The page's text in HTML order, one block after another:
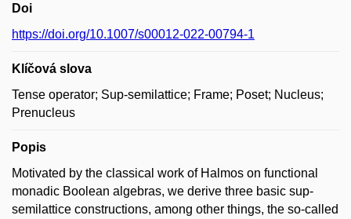
Doi
https://doi.org/10.1007/s00012-022-00794-1
Klíčová slova
Tense operator; Sup-semilattice; Frame; Poset; Nucleus;
Prenucleus
Popis
Motivated by the classical work of Halmos on functional
monadic Boolean algebras, we derive three basic sup-
semilattice constructions, among other things, the so-called